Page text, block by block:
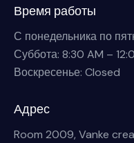
Время работы
С понедельника по
Суббота: 8:30 AM –
Воскресенье: Closed
Адрес
Room 2009, Vanke